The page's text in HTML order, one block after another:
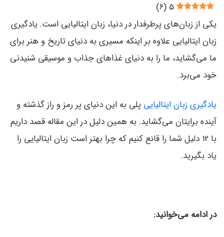
5
(
6
)
یکی از زبان‌های پرطرفدار در دنیا، زبان ایتالیایی است. یادگیری
زبان ایتالیایی علاوه بر اینکه مسیری به دنیای تاریخ و هنر برای
ما می‌گشاید، ما را به دنیای غذاهای جذاب و موسیقی شنیدنی
خود می‌برد.
یادگیری زبان ایتالیایی پلی به این دنیای پر رمز و راز گذشته و
آینده برایتان می‌گشاید. به همین دلیل در این مقاله قصد داریم
با 12 دلیل شما را قانع کنیم که چرا بهتر است زبان ایتالیایی را
یاد بگیرید.
در ادامه می‌خوانید: